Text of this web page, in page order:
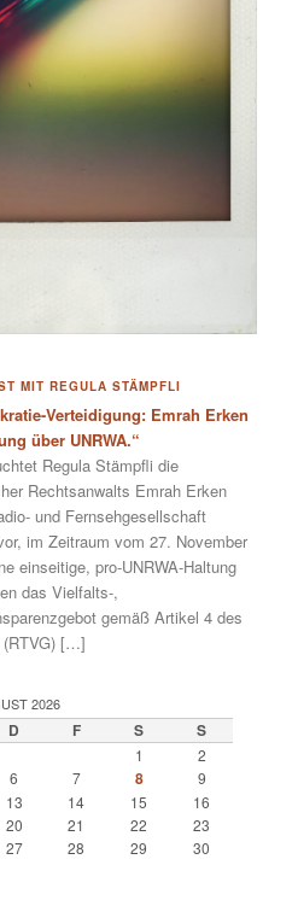
MIT REGULA STÄMPFLI
Verteidigung: Emrah Erken
über UNRWA.“
Regula Stämpfli die
Rechtsanwalts Emrah Erken
und Fernsehgesellschaft
im Zeitraum vom 27. November
einseitige, pro-UNRWA-Haltung
das Vielfalts-,
gemäß Artikel 4 des
(RTVG) […]
2026
D F S S
1
2
6 7 8
9
13 14 15
16
20 21 22
23
27 28 29
30